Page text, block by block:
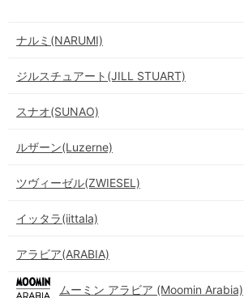
ナルミ(NARUMI)
ジルスチュアート(JILL STUART)
スナオ(SUNAO)
ルザーン(Luzerne)
ツヴィーゼル(ZWIESEL)
イッタラ(iittala)
アラビア(ARABIA)
ムーミン アラビア (Moomin Arabia)